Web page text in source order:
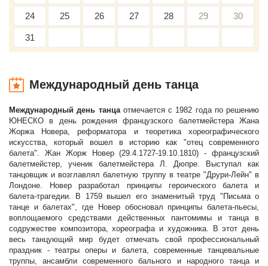
24 25 26 27 28 29 30
31
Международный день танца
Международный день танцаотмечается с 1982 года по решению
ЮНЕСКО в день рождения французского балетмейстера Жана
Жоржа Новера, реформатора и теоретика хореографического
искусства, который вошел в историю как "отец современного
балета". Жан Жорж Новер (29.4.1727-19.10.1810) - французский
балетмейстер, ученик балетмейстера Л. Дюпре. Выступал как
танцовщик и возглавлял балетную труппу в театре "Друри-Лейн" в
Лондоне. Новер разработал принципы героического балета и
балета-трагедии. В 1759 вышел его знаменитый труд "Письма о
танце и балетах", где Новер обосновал принципы балета-пьесы,
воплощаемого средствами действенных пантомимы и танца в
содружестве композитора, хореографа и художника. В этот день
весь танцующий мир будет отмечать свой профессиональный
праздник - театры оперы и балета, современные танцевальные
труппы, ансамбли современного бального и народного танца и